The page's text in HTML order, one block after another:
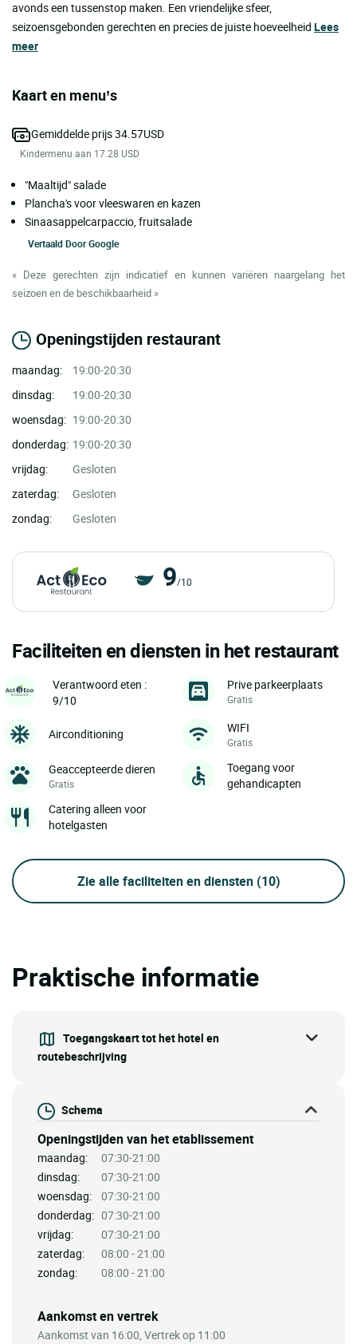
avonds een tussenstop maken. Een vriendelijke sfeer,
seizoensgebonden gerechten en precies de juiste hoeveelheid Lees
meer
Kaart en menu’s
Gemiddelde prijs 34.57USD
Kindermenu aan 17.28 USD
"Maaltijd" salade
Plancha's voor vleeswaren en kazen
Sinaasappelcarpaccio, fruitsalade
Vertaald DoorGoogle
« Deze gerechten zijn indicatief en kunnen variëren naargelang het
seizoen en de beschikbaarheid »
Openingstijden restaurant
maandag:
19:00-20:30
dinsdag:
19:00-20:30
woensdag: 19:00-20:30
donderdag: 19:00-20:30
vrijdag:
Gesloten
zaterdag:
Gesloten
zondag:
Gesloten
9/10
Faciliteiten en diensten in het restaurant
Verantwoord eten :
9/10
Prive parkeerplaats
Gratis
Airconditioning WIFI
Gratis
Geaccepteerde dieren
Gratis
Toegang voor
gehandicapten
Catering alleen voor
hotelgasten
Zie alle faciliteiten en diensten (10)
Praktische informatie
Toegangskaart tot het hotel en
routebeschrijving
Schema
Openingstijden van het etablissement
maandag:
07:30-21:00
dinsdag:
07:30-21:00
woensdag:
07:30-21:00
donderdag: 07:30-21:00
vrijdag:
07:30-21:00
zaterdag:
08:00 - 21:00
zondag:
08:00 - 21:00
Aankomst en vertrek
Aankomst van 16:00, Vertrek op 11:00